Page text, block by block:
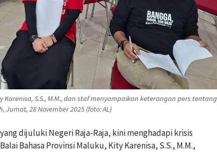
Karenisa, S.S., M.M., dan staf menyampaikan keterangan pers tentang
Jumat, 28 November 2025 (foto: AL)
dijuluki Negeri Raja-Raja, kini menghadapi krisis
Bahasa Provinsi Maluku, Kity Karenisa, S.S., M.M.,